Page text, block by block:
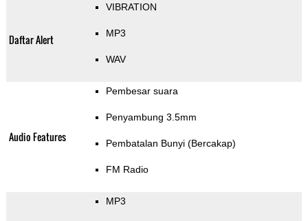
Daftar Alert
VIBRATION
MP3
WAV
Audio Features
Pembesar suara
Penyambung 3.5mm
Pembatalan Bunyi (Bercakap)
FM Radio
MP3